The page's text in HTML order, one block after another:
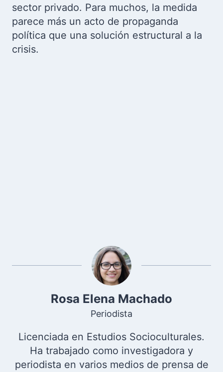
sector privado. Para muchos, la medida
parece más un acto de propaganda
política que una solución estructural a la
crisis.
Rosa Elena Machado
Periodista
Licenciada en Estudios Socioculturales.
Ha trabajado como investigadora y
periodista en varios medios de prensa de